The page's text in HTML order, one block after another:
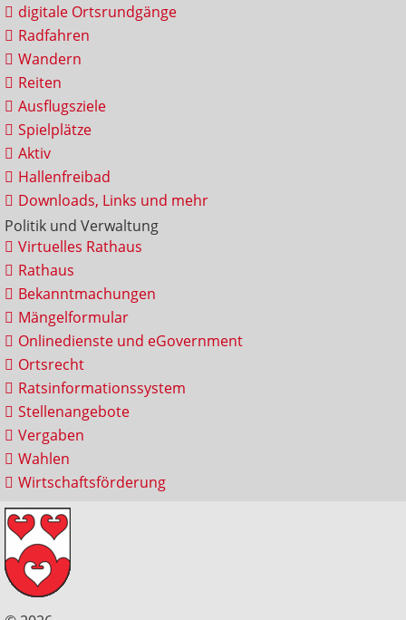
digitale Ortsrundgänge
Radfahren
Wandern
Reiten
Ausflugsziele
Spielplätze
Aktiv
Hallenfreibad
Downloads, Links und mehr
Politik und Verwaltung
Virtuelles Rathaus
Rathaus
Bekanntmachungen
Mängelformular
Onlinedienste und eGovernment
Ortsrecht
Ratsinformationssystem
Stellenangebote
Vergaben
Wahlen
Wirtschaftsförderung